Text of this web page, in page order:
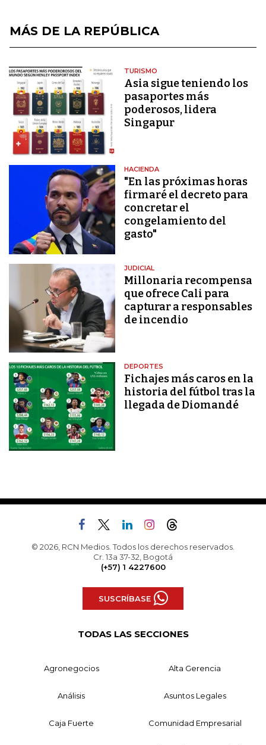
MÁS DE LA REPÚBLICA
TURISMO
Asia sigue teniendo los
pasaportes más
poderosos, lidera
Singapur
HACIENDA
"En las próximas horas
firmaré el decreto para
concretar el
congelamiento del
gasto"
JUDICIAL
Millonaria recompensa
que ofrece Cali para
capturar a responsables
de incendio
DEPORTES
Fichajes más caros en la
historia del fútbol tras la
llegada de Diomandé
© 2026, RCN Medios. Todos los derechos reservados.
Cr. 13a 37-32, Bogotá
(+57) 1 4227600
SUSCRÍBASE
TODAS LAS SECCIONES
Agronegocios Alta Gerencia
Análisis Asuntos Legales
Caja Fuerte Comunidad Empresarial